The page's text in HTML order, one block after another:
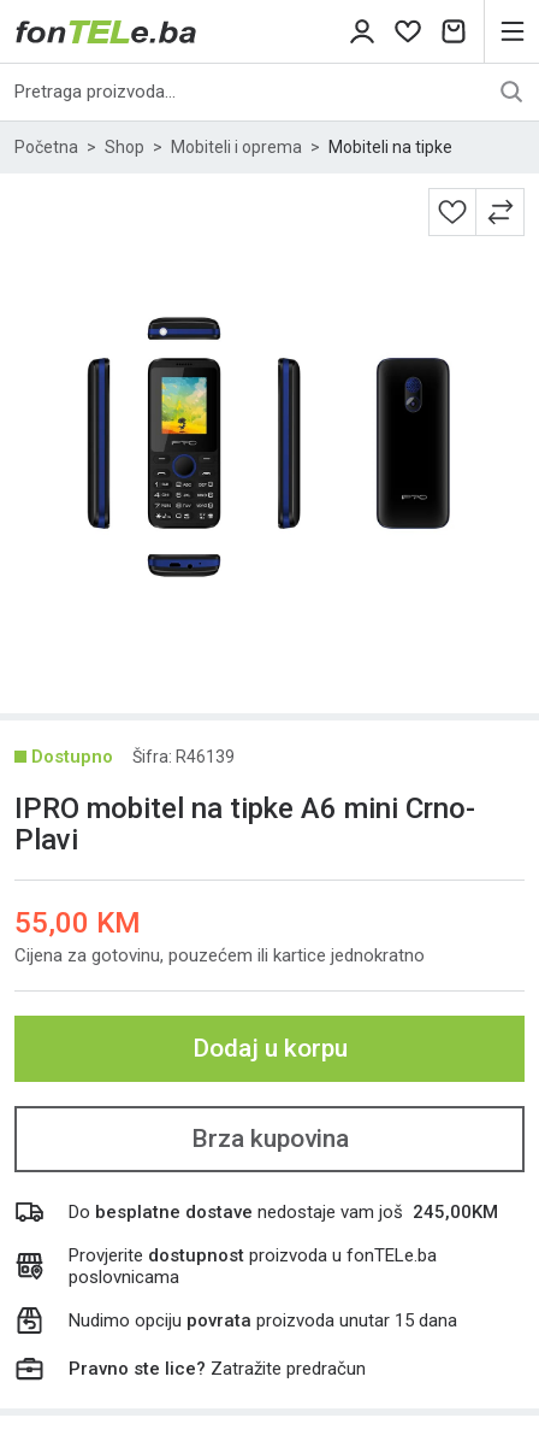
Početna Shop Mobiteli i oprema Mobiteli na tipke
Šifra: R46139
IPRO mobitel na tipke A6 mini Crno-
Plavi
55,00 KM
Cijena za gotovinu, pouzećem ili kartice jednokratno
Dodaj u korpu
Brza kupovina
Do besplatne dostave nedostaje vam još 245,00KM
Provjerite dostupnostproizvoda u fonTELe.ba
poslovnicama
Nudimo opciju povrata proizvoda unutar 15 dana
Pravno ste lice? Zatražite predračun